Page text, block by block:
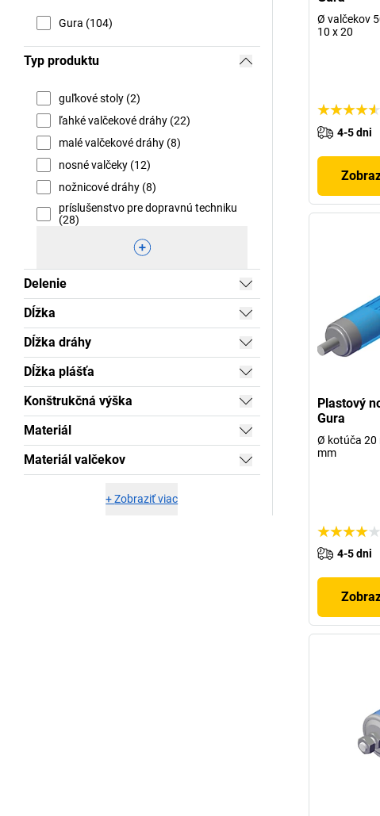
Gura (104)
Typ produktu
guľkové stoly (2)
ľahké valčekové dráhy (22)
malé valčekové dráhy (8)
nosné valčeky (12)
nožnicové dráhy (8)
príslušenstvo pre dopravnú techniku
(28)
Delenie
Dĺžka
Dĺžka dráhy
Dĺžka plášťa
Konštrukčná výška
Materiál
Materiál valčekov
+Zobraziť viac
Ø valčekov
10 x 20
4-5 dni
Plastový
Gura
Ø kotúča 20
mm
4-5 dni